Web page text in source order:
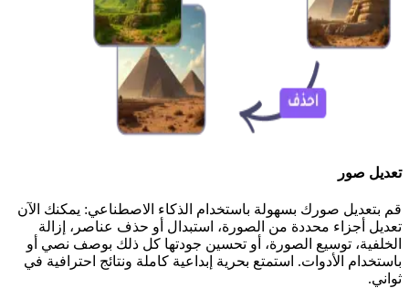
تعديل صور
قم بتعديل صورك بسهولة باستخدام الذكاء الاصطناعي: يمكنك الآن
تعديل أجزاء محددة من الصورة، استبدال أو حذف عناصر، إزالة
الخلفية، توسيع الصورة، أو تحسين جودتها كل ذلك بوصف نصي أو
باستخدام الأدوات. استمتع بحرية إبداعية كاملة ونتائج احترافية في
ثواني.